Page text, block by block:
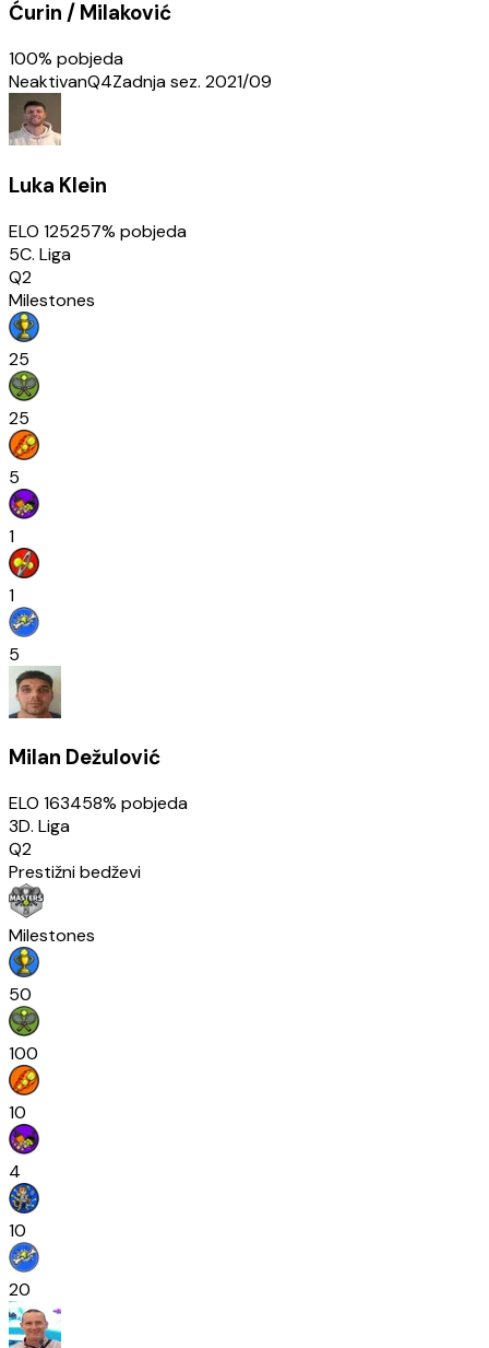
Ćurin / Milaković
100% pobjeda
NeaktivanQ4Zadnja sez. 2021/09
Luka Klein
ELO 125257% pobjeda
5C. Liga
Q2
Milestones
25
25
5
1
1
5
Milan Dežulović
ELO 163458% pobjeda
3D. Liga
Q2
Prestižni bedževi
Milestones
50
100
10
4
10
20